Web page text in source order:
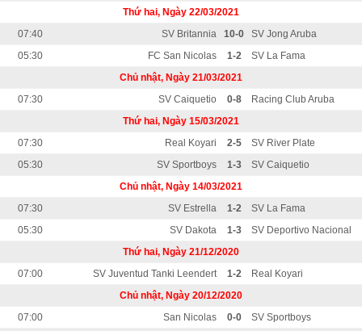
Thứ hai, Ngày 22/03/2021
07:40
SV Britannia 10-0
SV Jong Aruba
05:30
FC San Nicolas 1-2
SV La Fama
Chủ nhật, Ngày 21/03/2021
07:30
SV Caiquetio 0-8
Racing Club Aruba
Thứ hai, Ngày 15/03/2021
07:30
Real Koyari 2-5
SV River Plate
05:30
SV Sportboys 1-3
SV Caiquetio
Chủ nhật, Ngày 14/03/2021
07:30
SV Estrella 1-2
SV La Fama
05:30
SV Dakota 1-3
SV Deportivo Nacional
Thứ hai, Ngày 21/12/2020
07:00
SV Juventud Tanki Leendert 1-2
Real Koyari
Chủ nhật, Ngày 20/12/2020
07:00
San Nicolas 0-0
SV Sportboys